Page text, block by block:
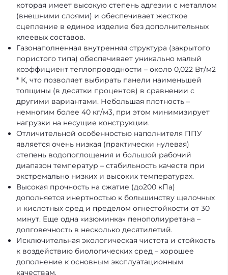
которая имеет высокую степень адгезии с металлом
(внешними слоями) и обеспечивает жесткое
сцепление в единое изделие без дополнительных
клеевых составов.
Газонаполненная внутренняя структура (закрытого
пористого типа) обеспечивает уникально малый
коэффициент теплопроводности – около 0,022 Вт/м2
* К, что позволяет выбирать панели наименьшей
толщины (в десятки процентов) в сравнении с
другими вариантами. Небольшая плотность –
немногим более 40 кг/м3, при этом минимизирует
нагрузки на несущие конструкции.
Отличительной особенностью наполнителя ППУ
является очень низкая (практически нулевая)
степень водопоглощения и большой рабочий
диапазон температур – стабильность качеств при
экстремально низких и высоких температурах.
Высокая прочность на сжатие (до200 кПа)
дополняется инертностью к большинству щелочных
и кислотных сред и пределом огнестойкости от 30
минут. Еще одна «изюминка» пенополиуретана –
долговечность в несколько десятилетий.
Исключительная экологическая чистота и стойкость
к воздействию биологических сред – хорошее
дополнение к основным эксплуатационным
качествам.